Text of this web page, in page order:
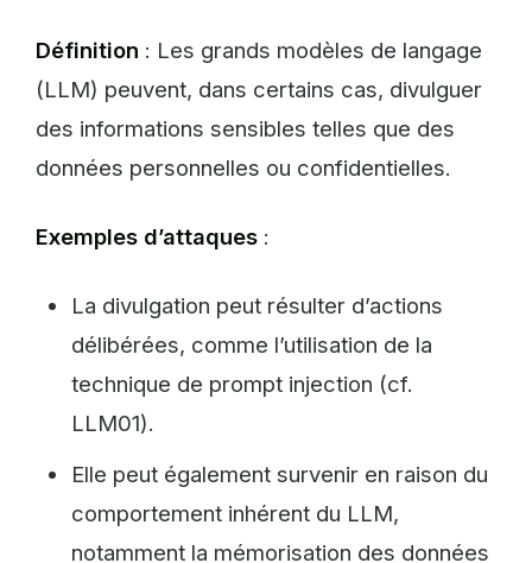
Définition : Les grands modèles de langage
(LLM) peuvent, dans certains cas, divulguer
des informations sensibles telles que des
données personnelles ou confidentielles.
Exemples d’attaques :
La divulgation peut résulter d’actions
délibérées, comme l’utilisation de la
technique de prompt injection (cf.
LLM01).
Elle peut également survenir en raison du
comportement inhérent du LLM,
notamment la mémorisation des données